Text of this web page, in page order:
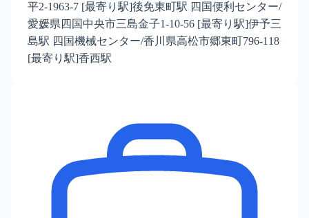
平2-1963-7 [最寄り駅]後免東町駅 四国便利センター/
愛媛県四国中央市三島金子1-10-56 [最寄り駅]伊予三
島駅 四国機械センター/香川県高松市郷東町796-118
[最寄り駅]香西駅